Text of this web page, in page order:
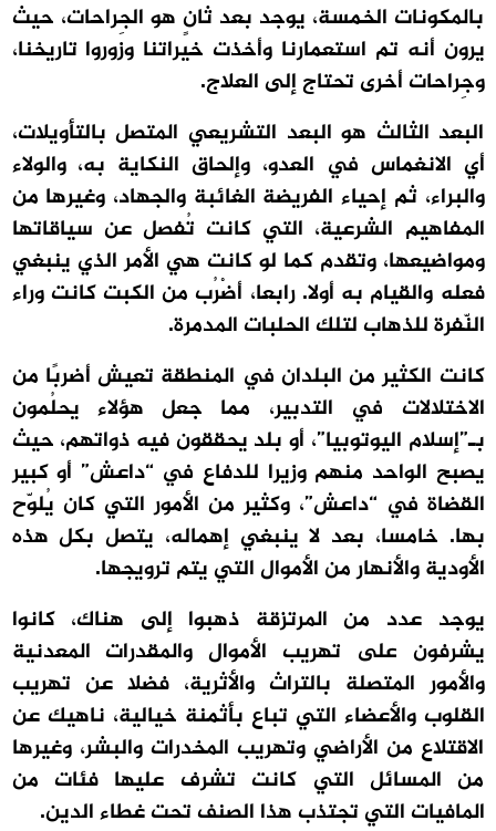
بالمكونات الخمسة، يوجد بعد ثانٍ هو الجِراحات، حيث
يرون أنه تم استعمارنا وأخذت خيراتنا وزوروا تاريخنا،
وجِراحات أخرى تحتاج إلى العلاج.
البعد الثالث هو البعد التشريعي المتصل بالتأويلات،
أي الانغماس في العدو، وإلحاق النكاية به، والولاء
والبراء، ثم إحياء الفريضة الغائبة والجهاد، وغيرها من
المفاهيم الشرعية، التي كانت تُفصل عن سياقاتها
ومواضيعها، وتقدم كما لو كانت هي الأمر الذي ينبغي
فعله والقيام به أولا. رابعا، أضْرُب من الكبت كانت وراء
النّفرة للذهاب لتلك الحلبات المدمرة.
كانت الكثير من البلدان في المنطقة تعيش أضربًا من
الاختلالات في التدبير، مما جعل هؤلاء يحلُمون
بـ”إسلام اليوتوبيا”، أو بلد يحققون فيه ذواتهم، حيث
يصبح الواحد منهم وزيرا للدفاع في “داعش” أو كبير
القضاة في “داعش”، وكثير من الأمور التي كان يُلوّح
بها. خامسا، بعد لا ينبغي إهماله، يتصل بكل هذه
الأودية والأنهار من الأموال التي يتم ترويجها.
يوجد عدد من المرتزقة ذهبوا إلى هناك، كانوا
يشرفون على تهريب الأموال والمقدرات المعدنية
والأمور المتصلة بالتراث والأثرية، فضلا عن تهريب
القلوب والأعضاء التي تباع بأثمنة خيالية، ناهيك عن
الاقتلاع من الأراضي وتهريب المخدرات والبشر، وغيرها
من المسائل التي كانت تشرف عليها فئات من
المافيات التي تجتذب هذا الصنف تحت غطاء الدين.